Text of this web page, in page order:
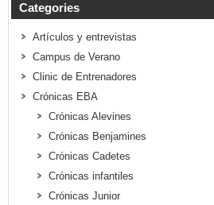
Categories
Artículos y entrevistas
Campus de Verano
Clinic de Entrenadores
Crónicas EBA
Crónicas Alevines
Crónicas Benjamines
Crónicas Cadetes
Crónicas infantiles
Crónicas Junior